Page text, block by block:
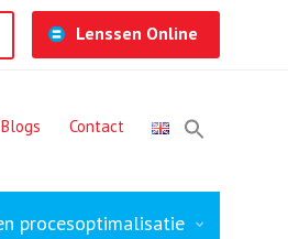
Lenssen Online
Blogs Contact
procesoptimalisatie